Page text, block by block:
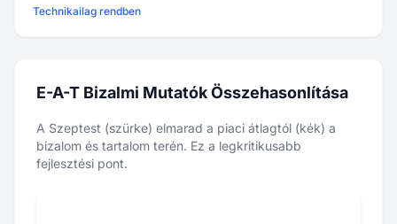
Technikailag rendben
E-A-T Bizalmi Mutatók Összehasonlítása
A Szeptest (szürke) elmarad a piaci átlagtól (kék) a
bizalom és tartalom terén. Ez a legkritikusabb
fejlesztési pont.